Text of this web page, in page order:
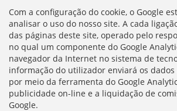
Com a configuração do cookie, o Google
analisar o uso do nosso site. A cada
das páginas deste site, operado pelo
no qual um componente do Google
navegador da Internet no sistema de
informação do utilizador enviará os
por meio da ferramenta do Google
publicidade on-line e a liquidação de
Google.